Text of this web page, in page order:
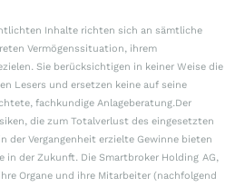
Inhalte richten sich an sämtliche
Vermögenssituation, ihrem
Sie berücksichtigen in keiner Weise die
Lesers und ersetzen keine auf seine
fachkundige Anlageberatung.Der
die zum Totalverlust des eingesetzten
der Vergangenheit erzielte Gewinne bieten
in der Zukunft. Die Smartbroker Holding AG,
Organe und ihre Mitarbeiter (nachfolgend